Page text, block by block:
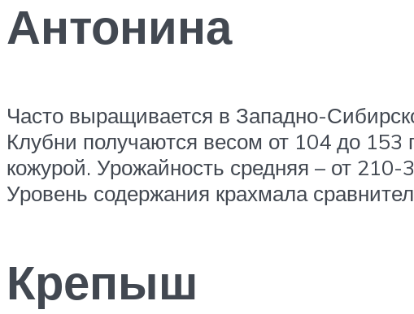
Антонина
Часто выращивается в Западно-
Клубни получаются весом от 104 до
кожурой. Урожайность средняя – от
Уровень содержания крахмала
Крепыш